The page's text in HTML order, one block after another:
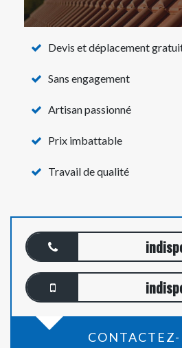
Devis et déplacement
Sans engagement
Artisan passionné
Prix imbattable
Travail de qualité
CONTACTEZ-